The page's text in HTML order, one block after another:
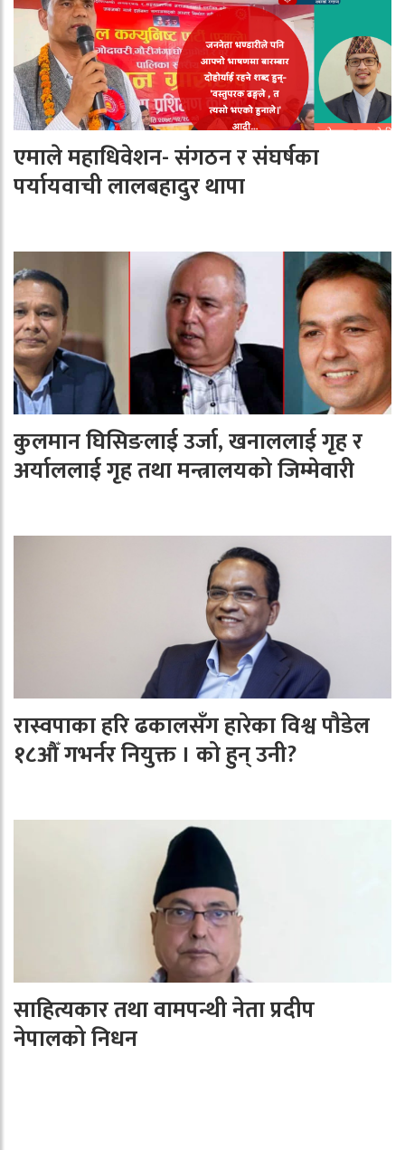
एमाले महाधिवेशन- संगठन र संघर्षका
पर्यायवाची लालबहादुर थापा
कुलमान घिसिङलाई उर्जा, खनाललाई गृह र
अर्याललाई गृह तथा मन्त्रालयको जिम्मेवारी
रास्वपाका हरि ढकालसँग हारेका विश्व पौडेल
१८औँ गभर्नर नियुक्त । को हुन् उनी?
साहित्यकार तथा वामपन्थी नेता प्रदीप
नेपालको निधन